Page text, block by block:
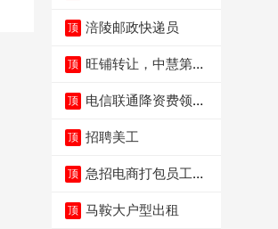
顶 涪陵邮政快递员
顶 旺铺转让，中慧第一
顶 电信联通降资费领价
顶 招聘美工
顶 急招电商打包员工作
顶 马鞍大户型出租